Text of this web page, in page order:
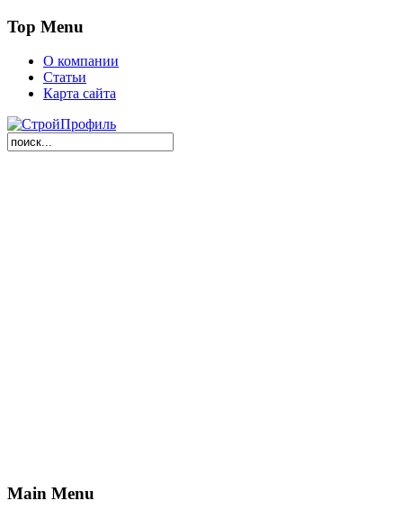
Top Menu
О компании
Статьи
Карта сайта
Main Menu